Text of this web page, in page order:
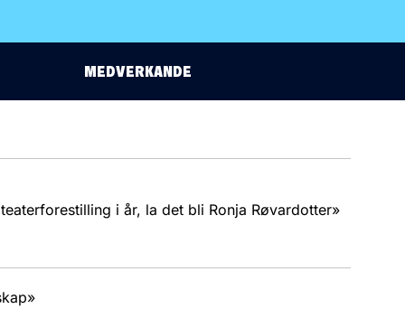
MEDVERKANDE
i år, la det bli Ronja Røvardotter»